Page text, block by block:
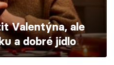
Valentýna, ale
a dobré jídlo